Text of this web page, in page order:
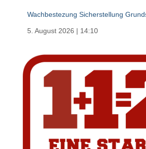
Wachbestezung Sicherstellung
5. August 2026 | 14:10